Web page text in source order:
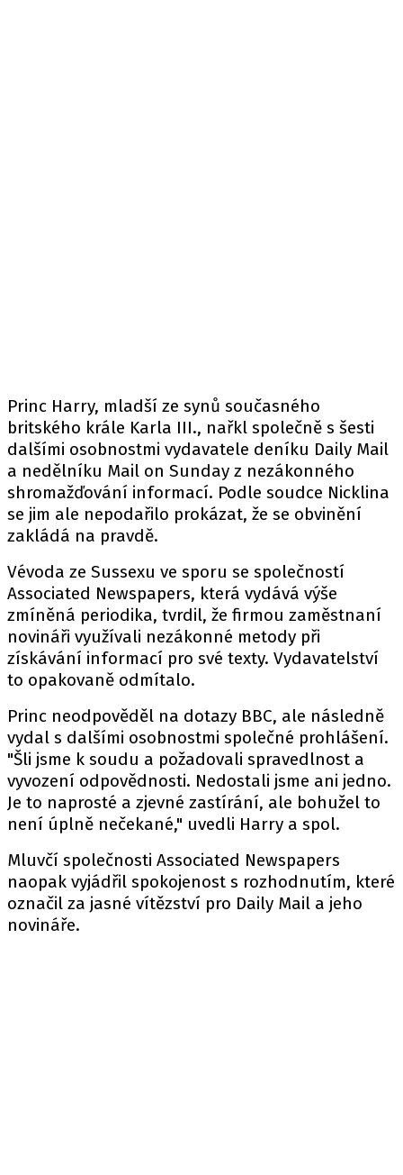
Princ Harry, mladší ze synů současného
britského krále Karla III., nařkl společně s šesti
dalšími osobnostmi vydavatele deníku Daily Mail
a nedělníku Mail on Sunday z nezákonného
shromažďování informací. Podle soudce Nicklina
se jim ale nepodařilo prokázat, že se obvinění
zakládá na pravdě.
Vévoda ze Sussexu ve sporu se společností
Associated Newspapers, která vydává výše
zmíněná periodika, tvrdil, že firmou zaměstnaní
novináři využívali nezákonné metody při
získávání informací pro své texty. Vydavatelství
to opakovaně odmítalo.
Princ neodpověděl na dotazy BBC, ale následně
vydal s dalšími osobnostmi společné prohlášení.
"Šli jsme k soudu a požadovali spravedlnost a
vyvození odpovědnosti. Nedostali jsme ani jedno.
Je to naprosté a zjevné zastírání, ale bohužel to
není úplně nečekané," uvedli Harry a spol.
Mluvčí společnosti Associated Newspapers
naopak vyjádřil spokojenost s rozhodnutím, které
označil za jasné vítězství pro Daily Mail a jeho
novináře.